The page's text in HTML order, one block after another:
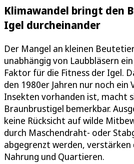
Klimawandel bringt den
Igel durcheinander
Der Mangel an kleinen
unabhängig von Laubbläsern
Faktor für die Fitness der Igel.
den 1980er Jahren nur noch ein
Insekten vorhanden ist, macht
Braunbrustigel bemerkbar.
keine Rücksicht auf wilde
durch Maschendraht- oder
abgegrenzt werden, verstärken
Nahrung und Quartieren.